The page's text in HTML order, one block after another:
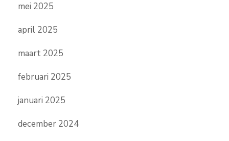
mei 2025
april 2025
maart 2025
februari 2025
januari 2025
december 2024